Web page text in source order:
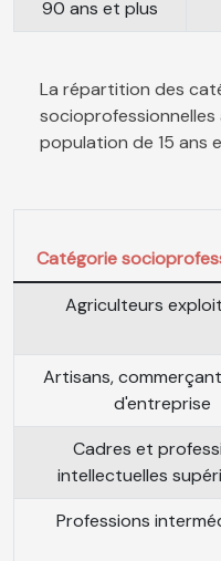
90 ans et plus
La répartition des
socioprofessionnelles
population de 15 ans
Catégorie
Agriculteurs
Artisans,
d'entreprise
Cadres et
intellectuelles
Professions